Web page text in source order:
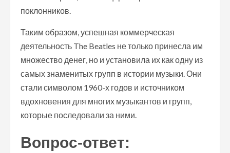
поклонников.
Таким образом, успешная коммерческая
деятельность The Beatles не только принесла им
множество денег, но и установила их как одну из
самых знаменитых групп в истории музыки. Они
стали символом 1960-х годов и источником
вдохновения для многих музыкантов и групп,
которые последовали за ними.
Вопрос-ответ: